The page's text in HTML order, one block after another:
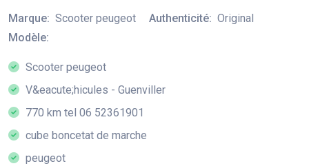
Marque: Scooter peugeot Authenticité: Original
Modèle:
Scooter peugeot
V&eacute;hicules - Guenviller
770 km tel 06 52361901
cube boncetat de marche
peugeot